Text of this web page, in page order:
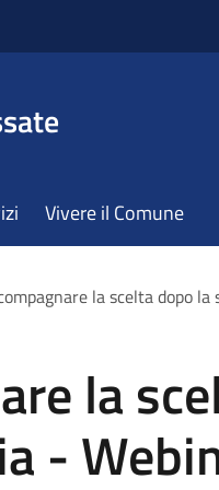
Vivere il Comune
la scelta dopo
la
-